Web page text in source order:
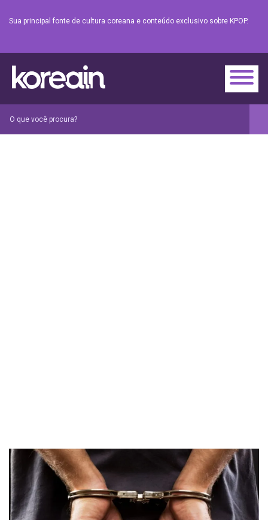
Sua principal fonte de cultura coreana e conteúdo exclusivo sobre KPOP.